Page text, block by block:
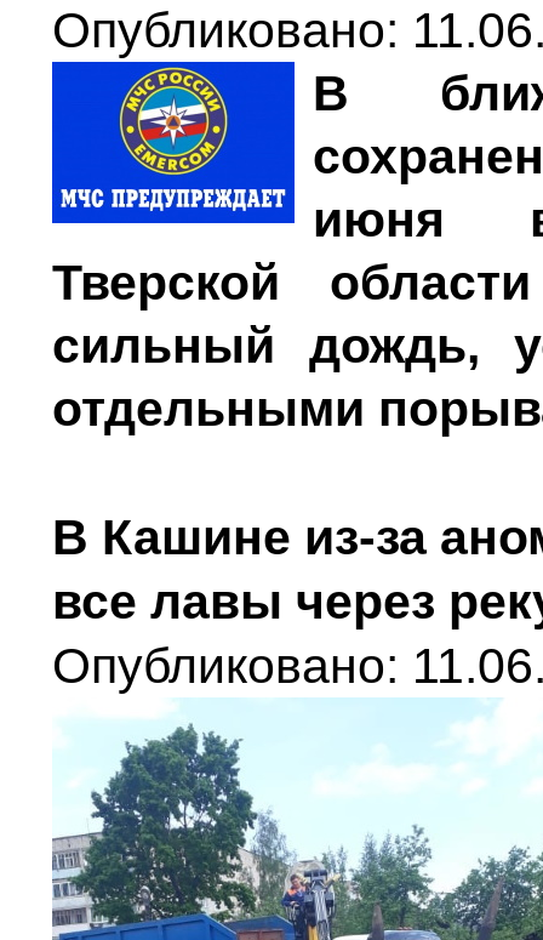
Опубликовано:
В
июня
Тверской
сильный дождь,
отдельными
В Кашине из-за
все лавы через
Опубликовано: